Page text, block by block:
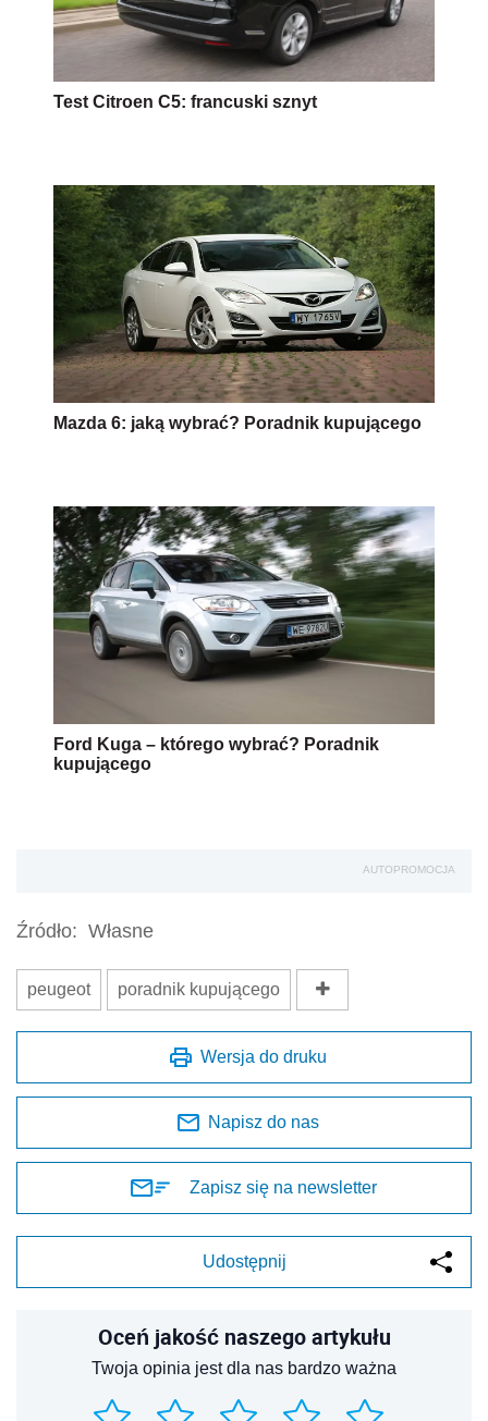
Test Citroen C5: francuski sznyt
Mazda 6: jaką wybrać? Poradnik kupującego
Ford Kuga – którego wybrać? Poradnik
kupującego
AUTOPROMOCJA
Źródło: Własne
peugeot poradnik kupującego
Wersja do druku
Napisz do nas
Zapisz się na newsletter
Udostępnij
Oceń jakość naszego artykułu
Twoja opinia jest dla nas bardzo ważna